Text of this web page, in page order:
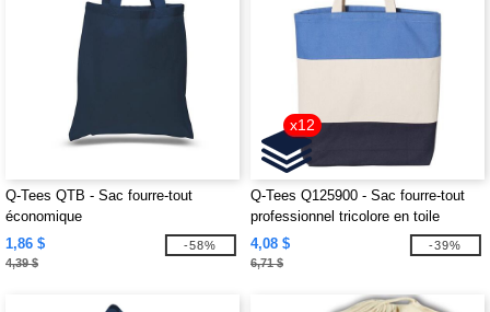
Q-Tees QTB - Sac fourre-tout
économique
1,86 $
4,39 $
-58%
x12
Q-Tees Q125900 - Sac fourre-tout
professionnel tricolore en toile
4,08 $
6,71 $
-39%